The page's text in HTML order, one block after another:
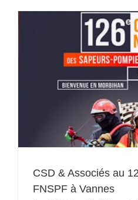
CSD & Associés au
FNSPF à Vannes